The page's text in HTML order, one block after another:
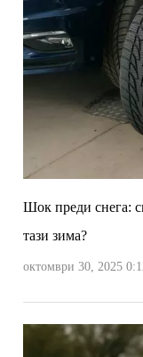
Шок преди снега:
тази зима?
октомври 30, 2025